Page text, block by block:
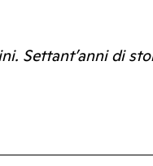
Settant’anni di